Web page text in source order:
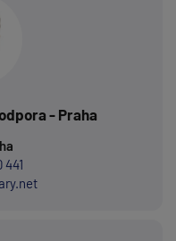
- Praha
441